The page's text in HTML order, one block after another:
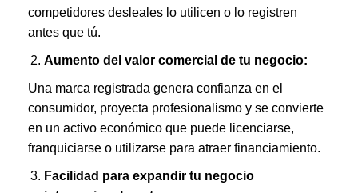
competidores desleales lo utilicen o lo registren
antes que tú.
Aumento del valor comercial de tu negocio:
Una marca registrada genera confianza en el
consumidor, proyecta profesionalismo y se convierte
en un activo económico que puede licenciarse,
franquiciarse o utilizarse para atraer financiamiento.
Facilidad para expandir tu negocio